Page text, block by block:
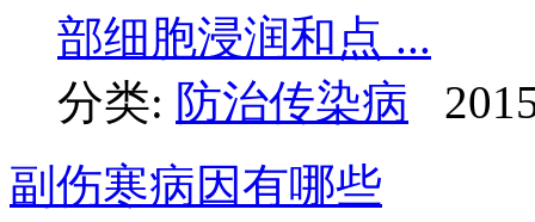
部细胞浸润和点 ...
分类: 防治传染病
副伤寒病因有哪些